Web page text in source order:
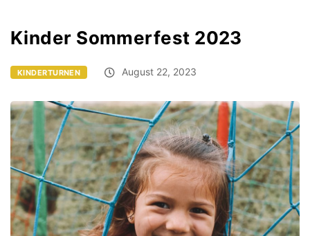
Kinder Sommerfest 2023
KINDERTURNEN August 22, 2023